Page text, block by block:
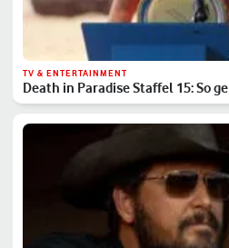
TV & ENTERTAINMENT
Death in Paradise Staffel 15: So